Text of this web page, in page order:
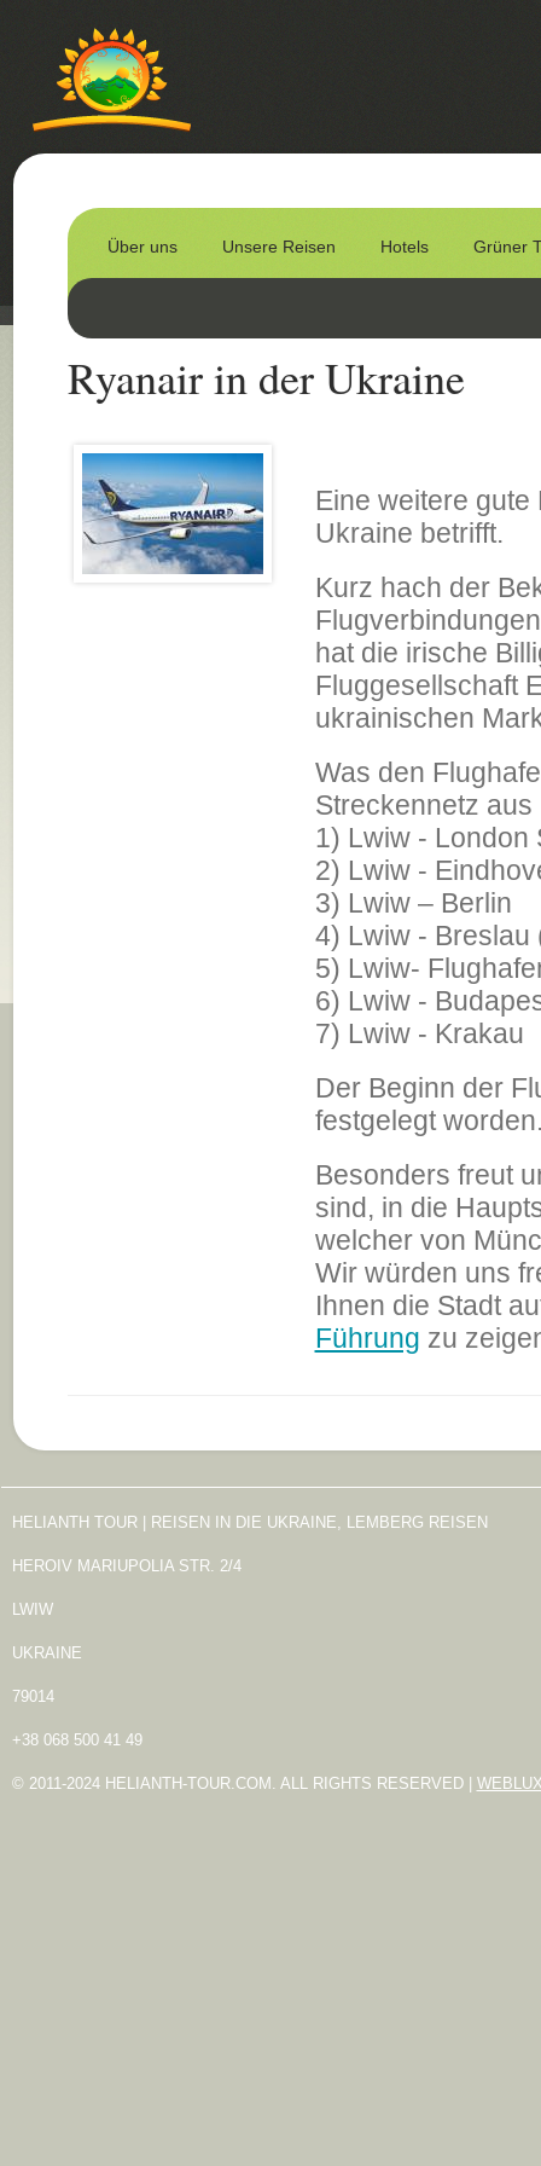
Über uns Unsere Reisen Hotels Grüner
Ryanair in der Ukraine
Eine weitere
Ukraine betrifft.
Kurz hach der
hat die irische
Fluggesellschaft
ukrainischen
Was den
Streckennetz
1) Lwiw - London
2) Lwiw -
3) Lwiw – Berlin
4) Lwiw - Breslau
5) Lwiw-
6) Lwiw -
7) Lwiw - Krakau
Der Beginn der
festgelegt
Besonders freut
sind, in die
welcher von
Wir würden uns
Ihnen die Stadt
Führung zu
HELIANTH TOUR | REISEN IN DIE UKRAINE, LEMBERG REISEN
HEROIV MARIUPOLIA STR. 2/4
LWIW
UKRAINE
79014
+38 068 500 41 49
© 2011-2024 HELIANTH-TOUR.COM. ALL RIGHTS RESERVED |